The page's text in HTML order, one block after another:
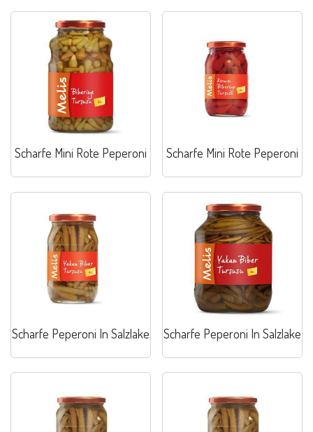
Scharfe Mini Rote Peperoni Scharfe Mini Rote Peperoni
Scharfe Peperoni In Salzlake Scharfe Peperoni In Salzlake